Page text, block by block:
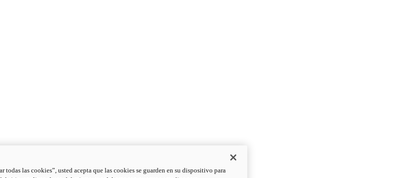
todas las cookies”, usted acepta que las cookies se guarden en su dispositivo para